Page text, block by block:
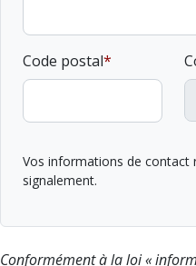
Code postal
Vos informations de contact
signalement.
Conformément à la loi «